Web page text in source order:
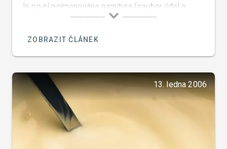
Je po ní pojmenována garnitura (soubor jídel a
doplňků) pro drůbež a jateční masa.
ZOBRAZIT ČLÁNEK
13. ledna 2006